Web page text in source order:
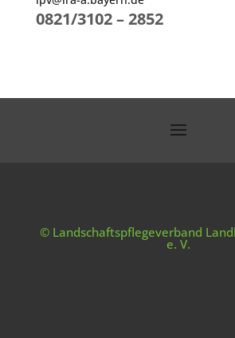
0821/3102 – 2852
© Landschaftspflegeverband
e. V.